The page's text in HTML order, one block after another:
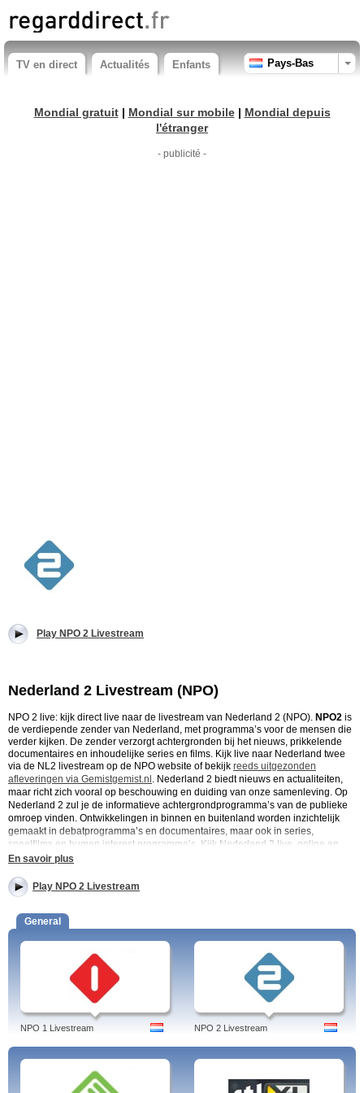
TV en direct Actualités Enfants Pays-Bas
Mondial gratuit| Mondial sur mobile| Mondial depuis
l'étranger
- publicité -
Play NPO 2 Livestream
Nederland 2 Livestream (NPO)
NPO 2 live: kijk direct live naar de livestream van Nederland 2 (NPO). NPO2 is
de verdiepende zender van Nederland, met programma’s voor de mensen die
verder kijken. De zender verzorgt achtergronden bij het nieuws, prikkelende
documentaires en inhoudelijke series en films. Kijk live naar Nederland twee
via de NL2 livestream op de NPO website of bekijk reeds uitgezonden
afleveringen via Gemistgemist.nl . Nederland 2 biedt nieuws en actualiteiten,
maar richt zich vooral op beschouwing en duiding van onze samenleving. Op
Nederland 2 zul je de informatieve achtergrondprogramma’s van de publieke
omroep vinden. Ontwikkelingen in binnen en buitenland worden inzichtelijk
gemaakt in debatprogramma’s en documentaires, maar ook in series,
speelfilms en human interest programma’s. Kijk Nederland 2 live, online en
gratis bij de NPO.
NPO2 – De populairste tv-programma’s
en toekomstige maatschappelijke kwesties. Het programma belicht
onderwerpen zoals politiek, economie, technologie en milieu vanuit
verschillende perspectieven. Tegenlicht biedt inzicht in complexe vraagstukken
en stimuleert het debat over belangrijke thema's. Kijk live naar Tegenlicht op
de NPO 2 livestream en vergroot je kennis over de wereld om je heen.
- Buitenhof is een wekelijks politiek discussieprogramma waarin
interviews, debatten en analyses worden gecombineerd om de kijker te
informeren over de laatste politieke ontwikkelingen. In Buitenhof gaan politici,
opiniemakers en experts in gesprek over actuele thema's en beleidskwesties.
Nederlandse politiek.
- De Monitor is een onderzoeksjournalistiek programma dat
misstanden en maatschappelijke problemen aan de kaak stelt. Het programma
En savoir plus
Play NPO 2 Livestream
General
NPO 1 Livestream NPO 2 Livestream